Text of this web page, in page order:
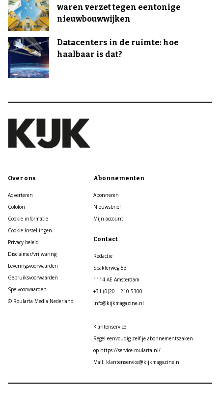
waren verzet tegen eentonige
nieuwbouwwijken
Datacenters in de ruimte: hoe
haalbaar is dat?
Over ons
Adverteren
Colofon
Cookie informatie
Cookie Instellingen
Privacy beleid
Disclaimer/vrijwaring
Leveringsvoorwaarden
Gebruiksvoorwaarden
Spelvoorwaarden
© Roularta Media Nederland
Abonnementen
Abonneren
Nieuwsbrief
Mijn account
Contact
Redactie
Spaklerweg 53
1114 AE Amsterdam
+31 (0)20 – 210 5300
info@kijkmagazine.nl
Klantenservice
Regel eenvoudig zelf je abonnementszaken
op https://service.roularta.nl/
Mail: klantenservice@kijkmagazine.nl